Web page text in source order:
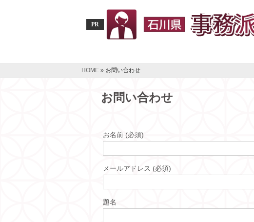
PR
HOME » お問い合わせ
お問い合わせ
お名前 (必須)
メールアドレス (必須)
題名